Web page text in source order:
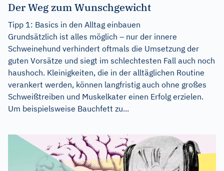
Der Weg zum Wunschgewicht
Tipp 1: Basics in den Alltag einbauen
Grundsätzlich ist alles möglich – nur der innere
Schweinehund verhindert oftmals die Umsetzung der
guten Vorsätze und siegt im schlechtesten Fall auch noch
haushoch. Kleinigkeiten, die in der alltäglichen Routine
verankert werden, können langfristig auch ohne großes
Schweißtreiben und Muskelkater einen Erfolg erzielen.
Um beispielsweise Bauchfett zu...